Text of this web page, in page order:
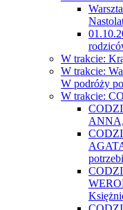
W trakcie:
W trakcie:
W podróży
W trakcie: